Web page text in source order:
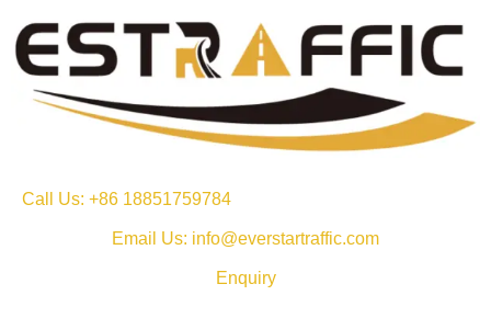
Call Us: +86 18851759784
Email Us: info@everstartraffic.com
Enquiry